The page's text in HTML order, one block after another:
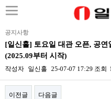
공지사항
[일신홀] 토요일 대관 오픈, 공연
(2025.09부터 시작)
작성자 일신홀 25-07-07 17:29 조회
이전글 다음글